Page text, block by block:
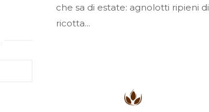
che sa di estate: agnolotti ripieni di
ricotta...